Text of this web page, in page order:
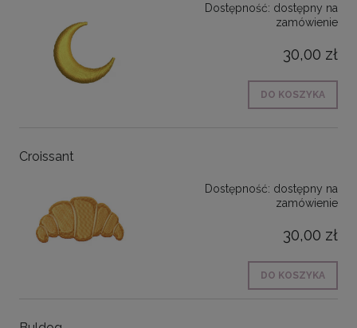
Dostępność: dostępny na
zamówienie
30,00 zł
DO KOSZYKA
Croissant
Dostępność: dostępny na
zamówienie
30,00 zł
DO KOSZYKA